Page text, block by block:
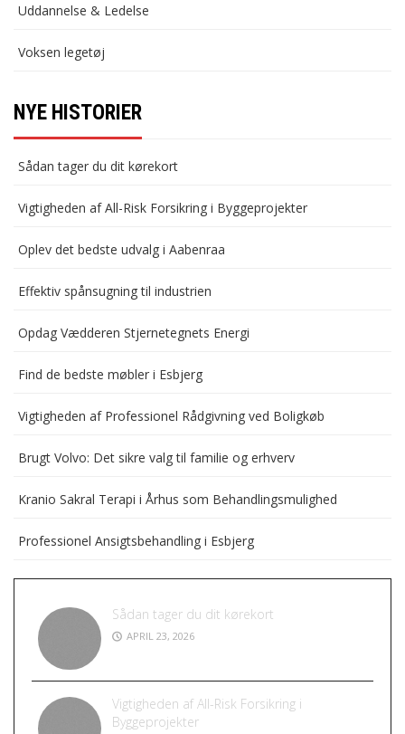
Uddannelse & Ledelse
Voksen legetøj
NYE HISTORIER
Sådan tager du dit kørekort
Vigtigheden af All-Risk Forsikring i Byggeprojekter
Oplev det bedste udvalg i Aabenraa
Effektiv spånsugning til industrien
Opdag Vædderen Stjernetegnets Energi
Find de bedste møbler i Esbjerg
Vigtigheden af Professionel Rådgivning ved Boligkøb
Brugt Volvo: Det sikre valg til familie og erhverv
Kranio Sakral Terapi i Århus som Behandlingsmulighed
Professionel Ansigtsbehandling i Esbjerg
Sådan tager du dit kørekort
APRIL 23, 2026
Vigtigheden af All-Risk Forsikring i
Byggeprojekter